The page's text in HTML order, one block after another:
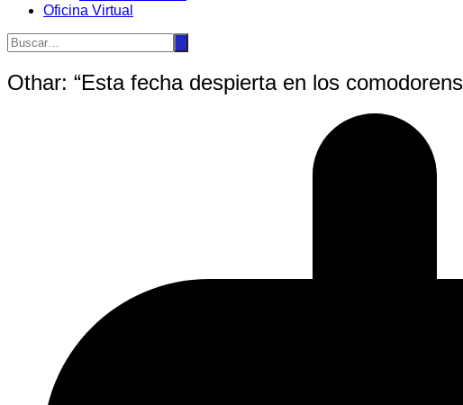
Oficina Virtual
Othar: “Esta fecha despierta en los